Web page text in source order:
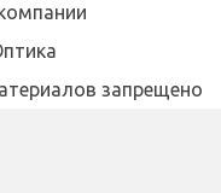
запрещено